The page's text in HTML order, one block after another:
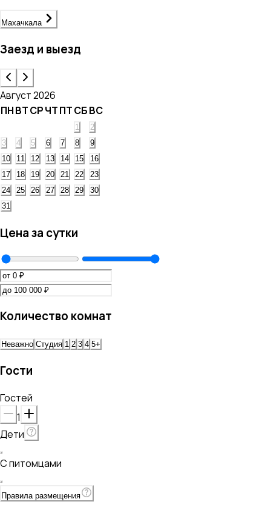
Махачкала
Заезд и выезд
Август 2026
ПНВТСРЧТПТСБВС
1
2
3
4 5 6 7 8
9
10
11 12 13 14 15
16
17
18 19 20 21 22
23
24
25 26 27 28 29
30
31
Цена за сутки
Количество комнат
Неважно Студия 1 2 3 4 5+
Гости
Гостей
1
Дети
С питомцами
Правила размещения